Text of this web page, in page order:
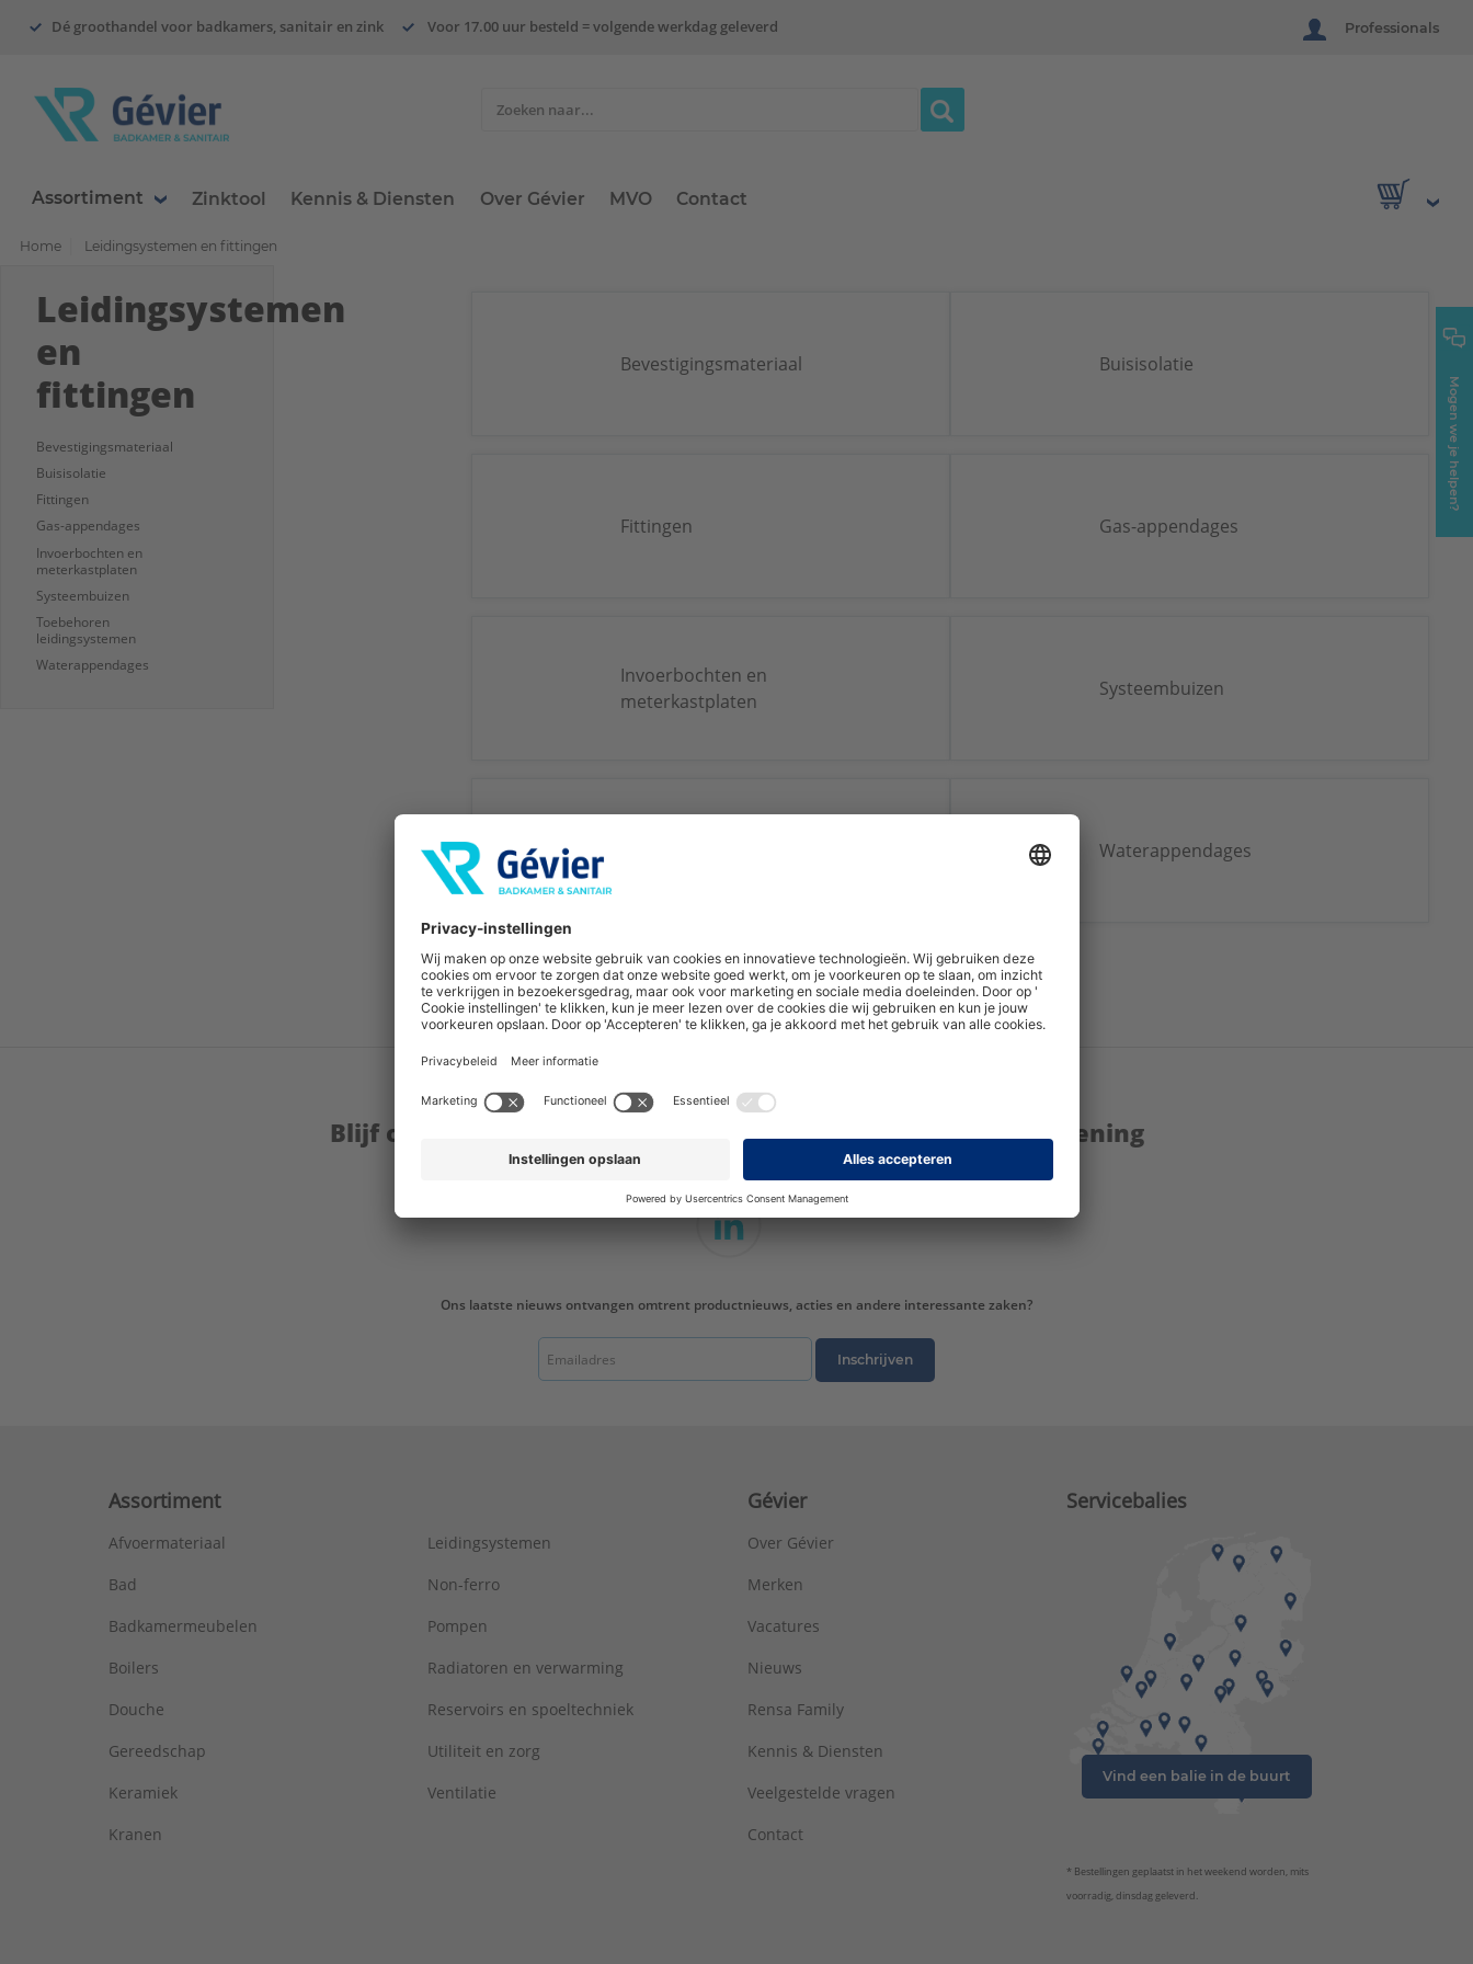
Dé groothandel voor badkamers, sanitair en zink Voor 17.00 uur besteld = volgende werkdag geleverd Professionals
Assortiment Zinktool Kennis & Diensten Over Gévier MVO Contact
Mogen we je helpen?
Home Leidingsystemen en fittingen
Leidingsystemen
en
fittingen
Bevestigingsmateriaal
Buisisolatie
Fittingen
Gas-appendages
Invoerbochten en
meterkastplaten
Systeembuizen
Toebehoren
leidingsystemen
Waterappendages
Bevestigingsmateriaal Buisisolatie
Fittingen Gas-appendages
Invoerbochten en
meterkastplaten
Systeembuizen
Waterappendages
Blijf op de hoogte van nieuwe producten en onze dienstverlening
Ons laatste nieuws ontvangen omtrent productnieuws, acties en andere interessante zaken?
Inschrijven
Assortiment
Afvoermateriaal
Bad
Badkamermeubelen
Boilers
Douche
Gereedschap
Keramiek
Kranen
Leidingsystemen
Non-ferro
Pompen
Radiatoren en verwarming
Reservoirs en spoeltechniek
Utiliteit en zorg
Ventilatie
Gévier
Over Gévier
Merken
Vacatures
Nieuws
Rensa Family
Kennis & Diensten
Veelgestelde vragen
Contact
Servicebalies
Vind een balie in de buurt
* Bestellingen geplaatst in het weekend worden, mits
voorradig, dinsdag geleverd.